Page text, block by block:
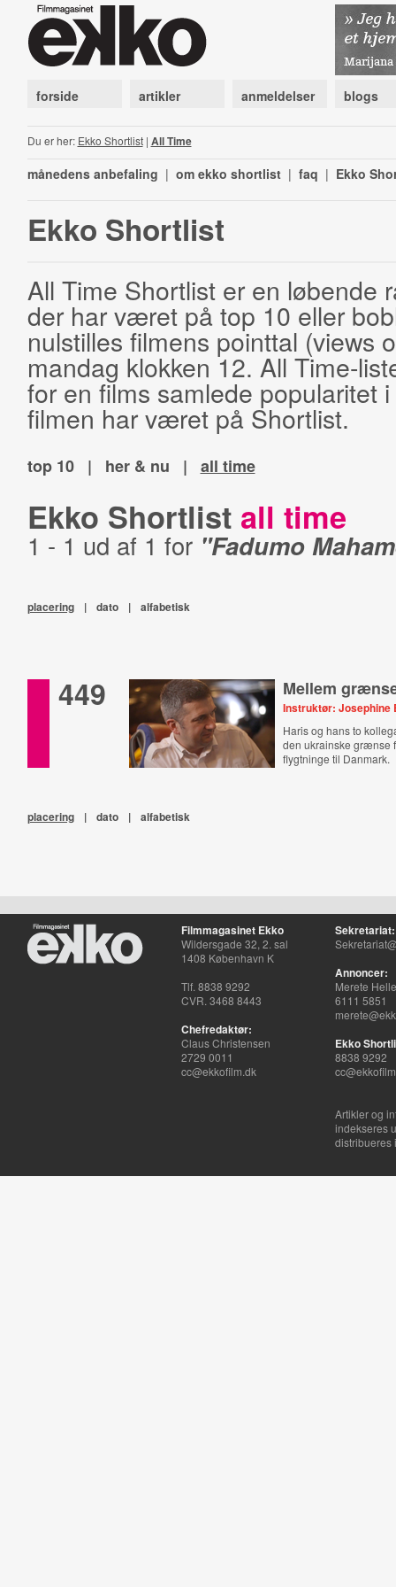
forside artikler anmeldelser blogs
Du er her: Ekko Shortlist| All Time
månedens anbefaling | om ekko shortlist | faq | Ekko
Ekko Shortlist
All Time Shortlist er en løbende
der har været på top 10 eller
nulstilles filmens pointtal (views
mandag klokken 12. All Time-
for en films samlede popularitet
filmen har været på Shortlist.
top 10 | her & nu | all time
Ekko Shortlist all time
1 - 1 ud af 1 for "Fadumo
placering | dato | alfabetisk
449 Mellem
Instruktør: Josephine
Haris og hans to
den ukrainske grænse
flygtninge til Danmark.
placering | dato | alfabetisk
Filmmagasinet Ekko
Wildersgade 32, 2. sal
1408 København K
Tlf. 8838 9292
CVR. 3468 8443
Chefredaktør:
Claus Christensen
2729 0011
cc@ekkofilm.dk
Sekretariat:
Annoncer:
Merete
6111 5851
Ekko
8838 9292
Artikler og
indekseres
distribueres